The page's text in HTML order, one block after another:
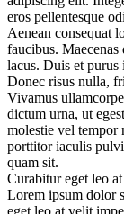
eros pellentesque
Aenean consequat
faucibus.
lacus. Duis et purus
Donec risus nulla,
Vivamus
dictum urna, ut
molestie vel tempor
porttitor iaculis
quam sit.
Curabitur eget leo
Lorem ipsum dolor
eget leo at velit